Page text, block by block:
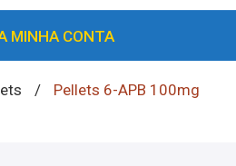
MINHA CONTA
/
Pellets 6-APB 100mg